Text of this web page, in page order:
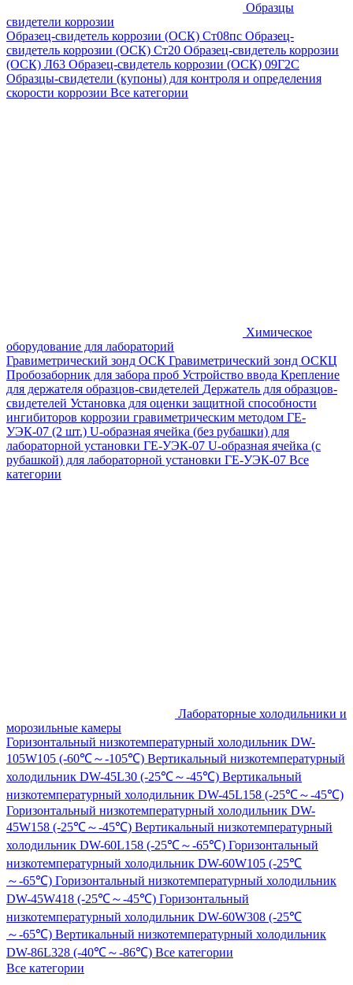
Образцы
свидетели коррозии
Образец-свидетель коррозии (ОСК) Ст08пс Образец-
свидетель коррозии (ОСК) Ст20 Образец-свидетель коррозии
(ОСК) Л63 Образец-свидетель коррозии (ОСК) 09Г2С
Образцы-свидетели (купоны) для контроля и определения
скорости коррозии Все категории
Химическое
оборудование для лабораторий
Гравиметрический зонд ОСК Гравиметрический зонд ОСКЦ
Пробозаборник для забора проб Устройство ввода Крепление
для держателя образцов-свидетелей Держатель для образцов-
свидетелей Установка для оценки защитной способности
ингибиторов коррозии гравиметрическим методом ГЕ-
УЭК-07 (2 шт.) U-образная ячейка (без рубашки) для
лабораторной установки ГЕ-УЭК-07 U-образная ячейка (с
рубашкой) для лабораторной установки ГЕ-УЭК-07 Все
категории
Лабораторные холодильники и
морозильные камеры
Горизонтальный низкотемпературный холодильник DW-
105W105 (-60℃～-105℃) Вертикальный низкотемпературный
холодильник DW-45L30 (-25℃～-45℃) Вертикальный
низкотемпературный холодильник DW-45L158 (-25℃～-45℃)
Горизонтальный низкотемпературный холодильник DW-
45W158 (-25℃～-45℃) Вертикальный низкотемпературный
холодильник DW-60L158 (-25℃～-65℃) Горизонтальный
низкотемпературный холодильник DW-60W105 (-25℃
～-65℃) Горизонтальный низкотемпературный холодильник
DW-45W418 (-25℃～-45℃) Горизонтальный
низкотемпературный холодильник DW-60W308 (-25℃
～-65℃) Вертикальный низкотемпературный холодильник
DW-86L328 (-40℃～-86℃) Все категории
Все категории